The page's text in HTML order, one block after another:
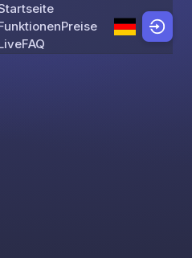
Skip to content
Preise
FAQ